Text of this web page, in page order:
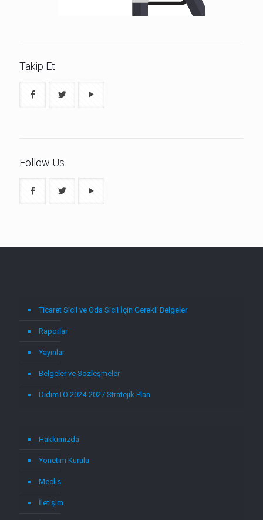
Takip Et
Follow Us
Ticaret Sicil ve Oda Sicil İçin Gerekli Belgeler
Raporlar
Yayınlar
Belgeler ve Sözleşmeler
DidimTO 2024-2027 Stratejik Plan
Hakkımızda
Yönetim Kurulu
Meclis
İletişim